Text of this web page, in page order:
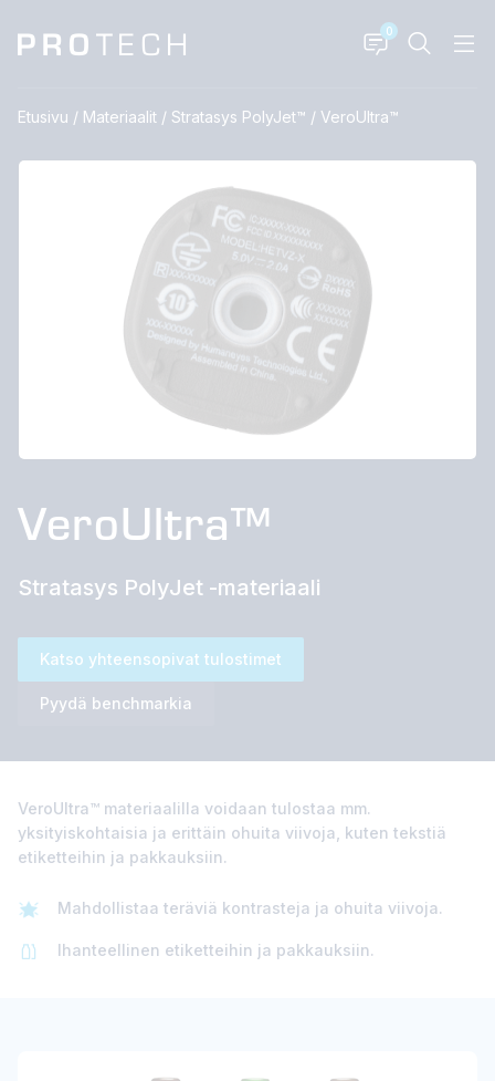
0
Etusivu / Materiaalit / Stratasys PolyJet™ / VeroUltra™
VeroUltra™
Stratasys PolyJet -materiaali
Katso yhteensopivat tulostimet
Pyydä benchmarkia
VeroUltra™ materiaalilla voidaan tulostaa mm.
yksityiskohtaisia ja erittäin ohuita viivoja, kuten tekstiä
etiketteihin ja pakkauksiin.
Mahdollistaa teräviä kontrasteja ja ohuita viivoja.
Ihanteellinen etiketteihin ja pakkauksiin.